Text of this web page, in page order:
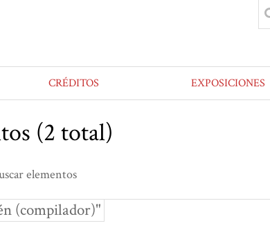
CRÉDITOS EXPOSICIONES
(2 total)
elementos
(compilador)"